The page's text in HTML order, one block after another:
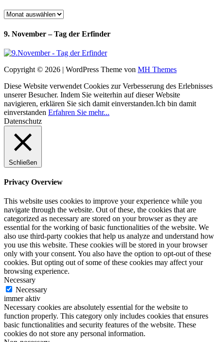
Archiv
9. November – Tag der Erfinder
Copyright © 2026 | WordPress Theme von MH Themes
Diese Website verwendet Cookies zur Verbesserung des Erlebnisses
unserer Besucher. Indem Sie weiterhin auf dieser Website
navigieren, erklären Sie sich damit einverstanden.Ich bin damit
einverstanden Erfahren Sie mehr...
Datenschutz
Schließen
Privacy Overview
This website uses cookies to improve your experience while you
navigate through the website. Out of these, the cookies that are
categorized as necessary are stored on your browser as they are
essential for the working of basic functionalities of the website. We
also use third-party cookies that help us analyze and understand how
you use this website. These cookies will be stored in your browser
only with your consent. You also have the option to opt-out of these
cookies. But opting out of some of these cookies may affect your
browsing experience.
Necessary
Necessary
immer aktiv
Necessary cookies are absolutely essential for the website to
function properly. This category only includes cookies that ensures
basic functionalities and security features of the website. These
cookies do not store any personal information.